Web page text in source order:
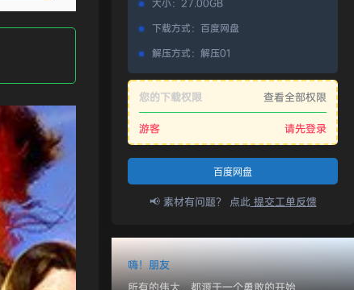
大小： 27.00GB
下载方式： 百度网盘
解压方式： 解压01
您的下载权限 查看全部权限
游客 请先登录
百度网盘
📢 素材有问题？ 点此提交工单反馈
嗨！朋友
所有的伟大，都源于一个勇敢的开始